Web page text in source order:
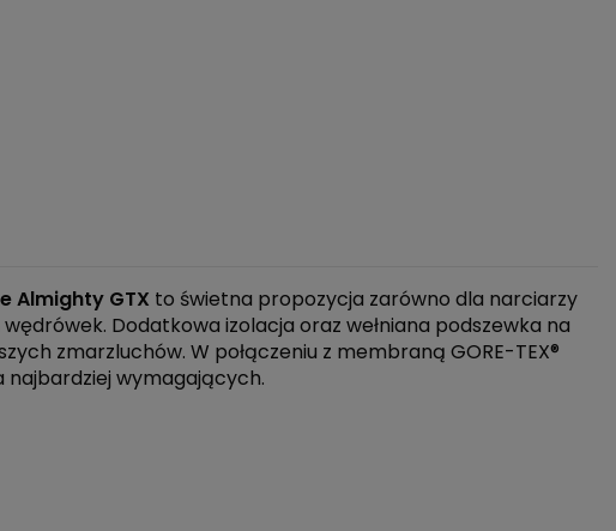
Almighty GTX to świetna propozycja zarówno dla narciarzy
Dodatkowa izolacja oraz wełniana podszewka na
zmarzluchów. W połączeniu z membraną GORE-TEX®
najbardziej wymagających.